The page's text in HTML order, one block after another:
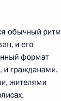
обычный ритм
и его
формат
и гражданами.
жителями